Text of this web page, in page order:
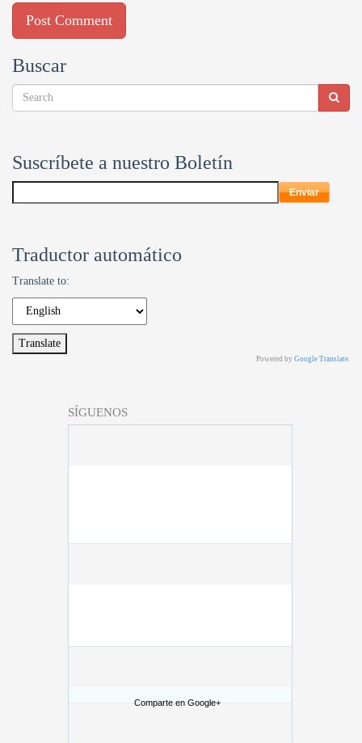
Buscar
Suscríbete a nuestro Boletín
Traductor automático
Translate to:
Powered by Google Translate.
SÍGUENOS
Comparte en Google+